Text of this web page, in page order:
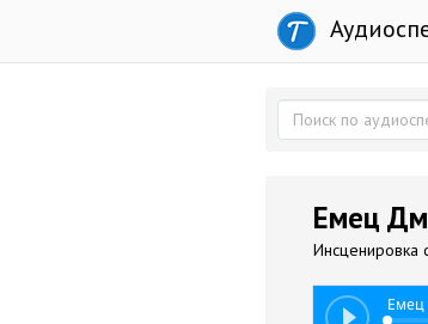
Емец
Инсценировка
Емец